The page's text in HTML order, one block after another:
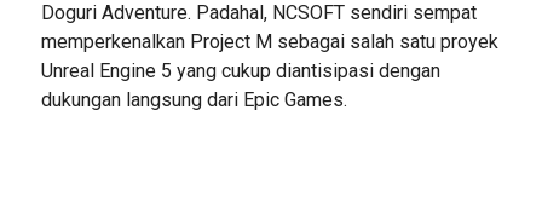
Doguri Adventure. Padahal, NCSOFT sendiri sempat
memperkenalkan Project M sebagai salah satu proyek
Unreal Engine 5 yang cukup diantisipasi dengan
dukungan langsung dari Epic Games.